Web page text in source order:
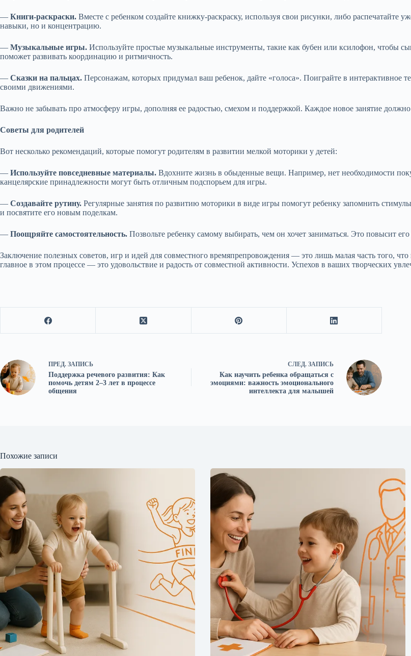
— Книги-раскраски. Вместе с ребенком создайте книжку-раскраску, используя свои рисунки, либо
навыки, но и концентрацию.
— Музыкальные игры. Используйте простые музыкальные инструменты, такие как бубен или ксилофон, чтобы
поможет развивать координацию и ритмичность.
— Сказки на пальцах. Персонажам, которых придумал ваш ребенок, дайте «голоса». Поиграйте в интерактивное
своими движениями.
Важно не забывать про атмосферу игры, дополняя ее радостью, смехом и поддержкой. Каждое новое занятие
Советы для родителей
Вот несколько рекомендаций, которые помогут родителям в развитии мелкой моторики у детей:
— Используйте повседневные материалы. Вдохните жизнь в обыденные вещи. Например, нет необходимости
канцелярские принадлежности могут быть отличным подспорьем для игры.
— Создавайте рутину. Регулярные занятия по развитию моторики в виде игры помогут ребенку запомнить
и посвятите его новым поделкам.
— Поощряйте самостоятельность. Позвольте ребенку самому выбирать, чем он хочет заниматься. Это повысит
Заключение полезных советов, игр и идей для совместного времяпрепровождения — это лишь малая часть того,
главное в этом процессе — это удовольствие и радость от совместной активности. Успехов в ваших творческих
ПРЕД. ЗАПИСЬ
Поддержка речевого развития: Как
помочь детям 2–3 лет в процессе
общения
СЛЕД. ЗАПИСЬ
Как научить ребенка обращаться с
эмоциями: важность эмоционального
интеллекта для малышей
Похожие записи